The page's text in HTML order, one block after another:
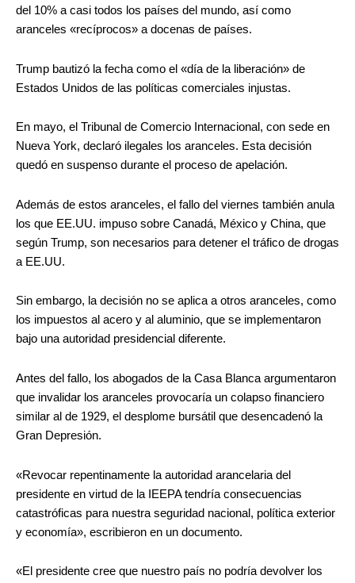
del 10% a casi todos los países del mundo, así como
aranceles «recíprocos» a docenas de países.
Trump bautizó la fecha como el «día de la liberación» de
Estados Unidos de las políticas comerciales injustas.
En mayo, el Tribunal de Comercio Internacional, con sede en
Nueva York, declaró ilegales los aranceles. Esta decisión
quedó en suspenso durante el proceso de apelación.
Además de estos aranceles, el fallo del viernes también anula
los que EE.UU. impuso sobre Canadá, México y China, que
según Trump, son necesarios para detener el tráfico de drogas
a EE.UU.
Sin embargo, la decisión no se aplica a otros aranceles, como
los impuestos al acero y al aluminio, que se implementaron
bajo una autoridad presidencial diferente.
Antes del fallo, los abogados de la Casa Blanca argumentaron
que invalidar los aranceles provocaría un colapso financiero
similar al de 1929, el desplome bursátil que desencadenó la
Gran Depresión.
«Revocar repentinamente la autoridad arancelaria del
presidente en virtud de la IEEPA tendría consecuencias
catastróficas para nuestra seguridad nacional, política exterior
y economía», escribieron en un documento.
«El presidente cree que nuestro país no podría devolver los